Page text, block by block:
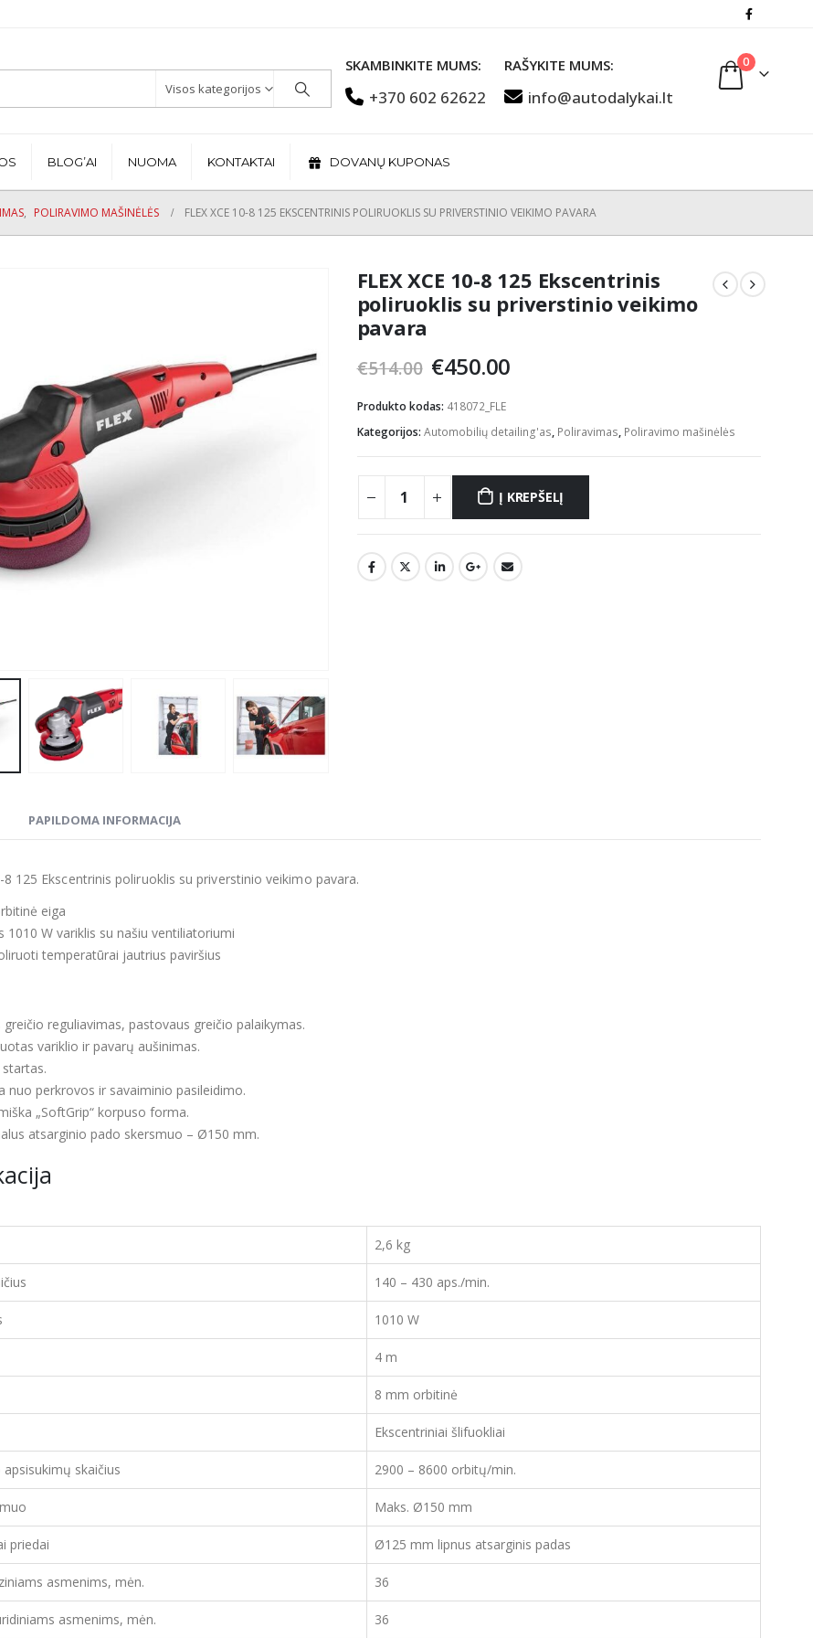
Visos kategorijos
SKAMBINKITE MUMS:
+370 602 62622
RAŠYKITE MUMS:
info@autodalykai.lt
0
BLOG’AI NUOMA KONTAKTAI DOVANŲ KUPONAS
, POLIRAVIMO MAŠINĖLĖS FLEX XCE 10-8 125 EKSCENTRINIS POLIRUOKLIS SU PRIVERSTINIO VEIKIMO PAVARA
FLEX XCE 10-8 125 Ekscentrinis
poliruoklis su priverstinio veikimo
pavara
€514.00 Original
was:
€514.00.
€450.00Current
€450.00.
Produkto kodas: 418072_FLE
Kategorijos: Automobilių detailing'as, Poliravimas, Poliravimo mašinėlės
Į KREPŠELĮ
PAPILDOMA INFORMACIJA
8 125 Ekscentrinis poliruoklis su priverstinio veikimo pavara.
eiga
1010 W variklis su našiu ventiliatoriumi
temperatūrai jautrius paviršius
greičio reguliavimas, pastovaus greičio palaikymas.
variklio ir pavarų aušinimas.
startas.
nuo perkrovos ir savaiminio pasileidimo.
„SoftGrip“ korpuso forma.
atsarginio pado skersmuo – Ø150 mm.
2,6 kg
140 – 430 aps./min.
1010 W
4 m
8 mm orbitinė
Ekscentriniai šlifuokliai
apsisukimų skaičius 2900 – 8600 orbitų/min.
Maks. Ø150 mm
priedai Ø125 mm lipnus atsarginis padas
asmenims, mėn. 36
asmenims, mėn. 36